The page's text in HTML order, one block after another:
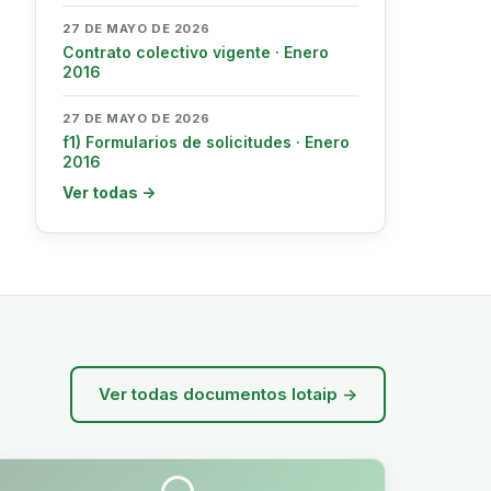
27 DE MAYO DE 2026
Contrato colectivo vigente · Enero
2016
27 DE MAYO DE 2026
f1) Formularios de solicitudes · Enero
2016
Ver todas →
Ver todas documentos lotaip →